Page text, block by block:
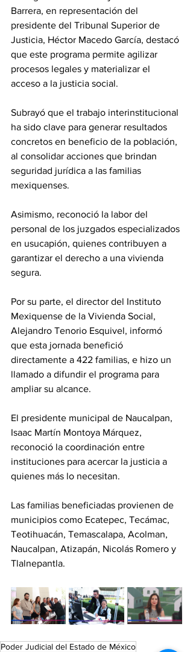
Barrera, en representación del
presidente del Tribunal Superior de
Justicia, Héctor Macedo García, destacó
que este programa permite agilizar
procesos legales y materializar el
acceso a la justicia social.
Subrayó que el trabajo interinstitucional
ha sido clave para generar resultados
concretos en beneficio de la población,
al consolidar acciones que brindan
seguridad jurídica a las familias
mexiquenses.
Asimismo, reconoció la labor del
personal de los juzgados especializados
en usucapión, quienes contribuyen a
garantizar el derecho a una vivienda
segura.
Por su parte, el director del Instituto
Mexiquense de la Vivienda Social,
Alejandro Tenorio Esquivel, informó
que esta jornada benefició
directamente a 422 familias, e hizo un
llamado a difundir el programa para
ampliar su alcance.
El presidente municipal de Naucalpan,
Isaac Martín Montoya Márquez,
reconoció la coordinación entre
instituciones para acercar la justicia a
quienes más lo necesitan.
Las familias beneficiadas provienen de
municipios como Ecatepec, Tecámac,
Teotihuacán, Temascalapa, Acolman,
Naucalpan, Atizapán, Nicolás Romero y
Tlalnepantla.
Poder Judicial del Estado de México